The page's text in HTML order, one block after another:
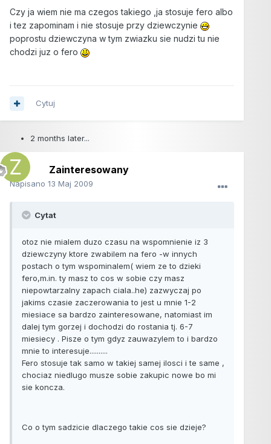
Czy ja wiem nie ma czegos takiego ,ja stosuje fero albo
i tez zapominam i nie stosuje przy dziewczynie
poprostu dziewczyna w tym zwiazku sie nudzi tu nie
chodzi juz o fero
Cytuj
2 months later...
Zainteresowany
Napisano 13 Maj 2009
Cytat
otoz nie mialem duzo czasu na wspomnienie iz 3
dziewczyny ktore zwabilem na fero -w innych
postach o tym wspominalem( wiem ze to dzieki
fero,m.in. ty masz to cos w sobie czy masz
niepowtarzalny zapach ciala..he) zazwyczaj po
jakims czasie zaczerowania to jest u mnie 1-2
miesiace sa bardzo zainteresowane, natomiast im
dalej tym gorzej i dochodzi do rostania tj. 6-7
miesiecy . Pisze o tym gdyz zauwazylem to i bardzo
mnie to interesuje..........
Fero stosuje tak samo w takiej samej ilosci i te same ,
chociaz niedlugo musze sobie zakupic nowe bo mi
sie koncza.
Co o tym sadzicie dlaczego takie cos sie dzieje?